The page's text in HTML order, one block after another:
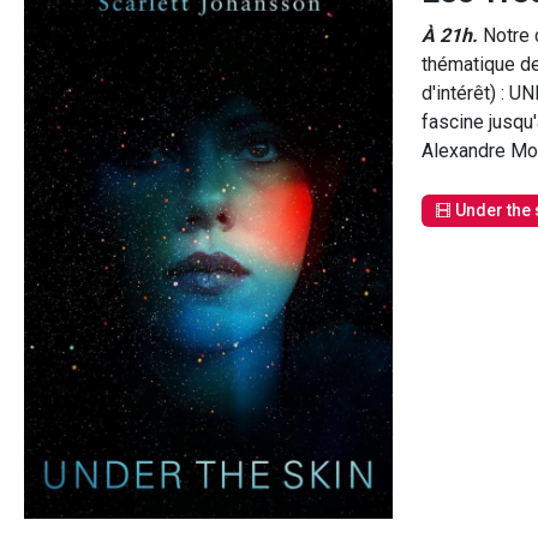
À 21h. Notre
thématique
d'intérêt) :
fascine
Alexandre
Under the